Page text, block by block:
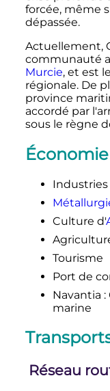
forcée, même
dépassée.
Actuellement,
communauté
Murcie, et est
régionale. De
province
accordé par
sous le règne
Économie
Industries
Culture d'
Tourisme
Port de
Navantia :
marine
Réseau